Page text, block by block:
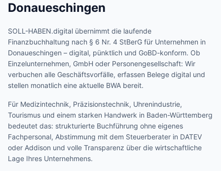
Donaueschingen
SOLL-HABEN.digital übernimmt die laufende
Finanzbuchhaltung nach § 6 Nr. 4 StBerG für Unternehmen in
Donaueschingen – digital, pünktlich und GoBD-konform. Ob
Einzelunternehmen, GmbH oder Personengesellschaft: Wir
verbuchen alle Geschäftsvorfälle, erfassen Belege digital und
stellen monatlich eine aktuelle BWA bereit.
Für Medizintechnik, Präzisionstechnik, Uhrenindustrie,
Tourismus und einem starken Handwerk in Baden-Württemberg
bedeutet das: strukturierte Buchführung ohne eigenes
Fachpersonal, Abstimmung mit dem Steuerberater in DATEV
oder Addison und volle Transparenz über die wirtschaftliche
Lage Ihres Unternehmens.